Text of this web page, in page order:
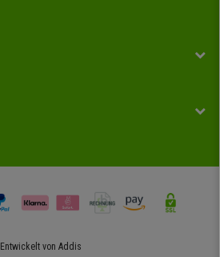
Entwickelt von Addis